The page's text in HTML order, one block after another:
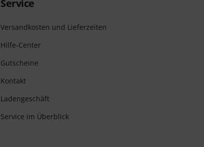
Service
Versandkosten und Lieferzeiten
Hilfe-Center
Gutscheine
Kontakt
Ladengeschäft
Service im Überblick